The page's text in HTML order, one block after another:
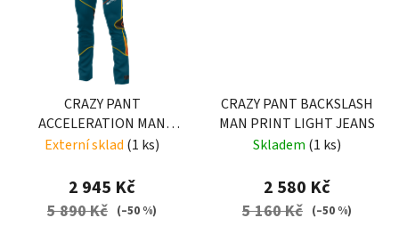
CRAZY PANT
ACCELERATION MAN
EARLY
Externí sklad (1 ks)
2 945 Kč
5 890 Kč (–50 %)
CRAZY PANT BACKSLASH
MAN PRINT LIGHT JEANS
Skladem (1 ks)
2 580 Kč
5 160 Kč (–50 %)